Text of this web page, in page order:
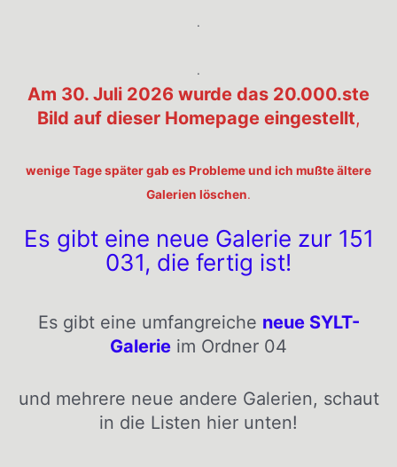
.
.
Am 30. Juli 2026 wurde das 20.000.ste
Bild auf dieser Homepage eingestellt,
wenige Tage später gab es Probleme und ich mußte ältere
Galerien löschen.
Es gibt eine neue Galerie zur 151
031, die fertig ist!
Es gibt eine umfangreiche neue SYLT-
Galerie im Ordner 04
und mehrere neue andere Galerien, schaut
in die Listen hier unten!